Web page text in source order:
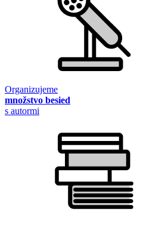
Organizujeme
množstvo besied
s autormi